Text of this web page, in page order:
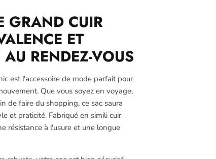
GRAND CUIR
ET
RENDEZ-VOUS
est l'accessoire de mode parfait pour
Que vous soyez en voyage,
de faire du shopping, ce sac saura
et praticité. Fabriqué en simili cuir
résistance à l'usure et une longue